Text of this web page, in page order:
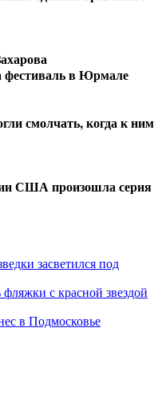
фестиваль в Юрмале
смолчать, когда к ним
США произошла серия
засветился под
с красной звездой
в Подмосковье